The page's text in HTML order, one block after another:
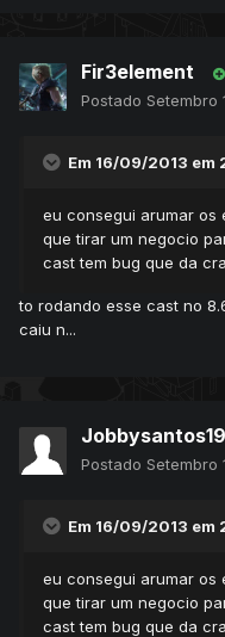
Fir3element
Postado Setembro
Em 16/09/2013 em
eu consegui arumar os
que tirar um negocio
cast tem bug que da
to rodando esse cast no
caiu n...
Postado Setembro
Em 16/09/2013 em
eu consegui arumar os
que tirar um negocio
cast tem bug que da